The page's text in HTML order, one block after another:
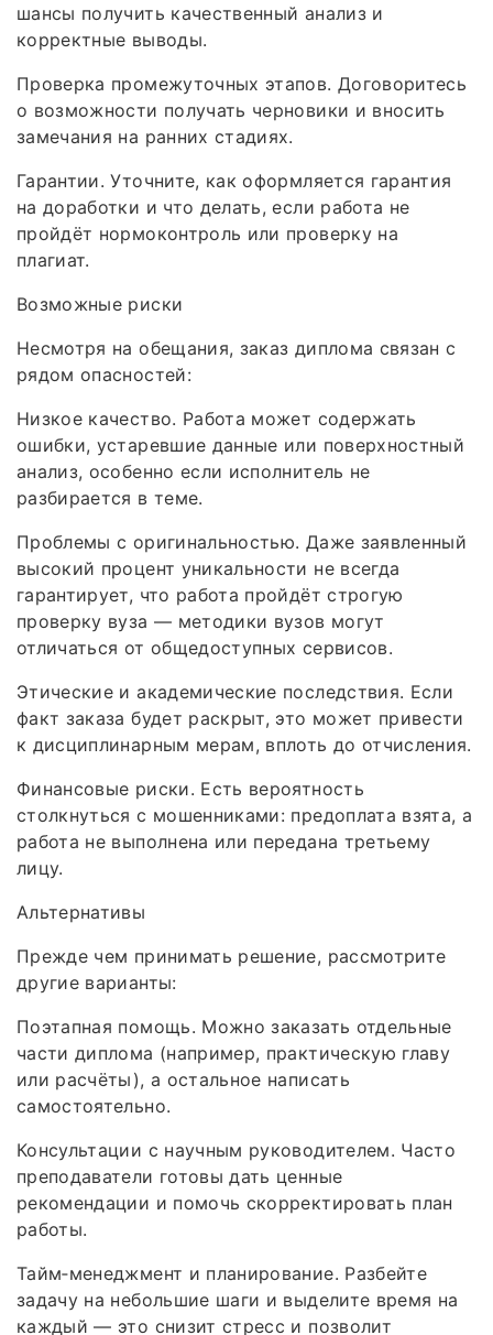
шансы получить качественный анализ и
корректные выводы.
Проверка промежуточных этапов. Договоритесь
о возможности получать черновики и вносить
замечания на ранних стадиях.
Гарантии. Уточните, как оформляется гарантия
на доработки и что делать, если работа не
пройдёт нормоконтроль или проверку на
плагиат.
Возможные риски
Несмотря на обещания, заказ диплома связан с
рядом опасностей:
Низкое качество. Работа может содержать
ошибки, устаревшие данные или поверхностный
анализ, особенно если исполнитель не
разбирается в теме.
Проблемы с оригинальностью. Даже заявленный
высокий процент уникальности не всегда
гарантирует, что работа пройдёт строгую
проверку вуза — методики вузов могут
отличаться от общедоступных сервисов.
Этические и академические последствия. Если
факт заказа будет раскрыт, это может привести
к дисциплинарным мерам, вплоть до отчисления.
Финансовые риски. Есть вероятность
столкнуться с мошенниками: предоплата взята, а
работа не выполнена или передана третьему
лицу.
Альтернативы
Прежде чем принимать решение, рассмотрите
другие варианты:
Поэтапная помощь. Можно заказать отдельные
части диплома (например, практическую главу
или расчёты), а остальное написать
самостоятельно.
Консультации с научным руководителем. Часто
преподаватели готовы дать ценные
рекомендации и помочь скорректировать план
работы.
Тайм‑менеджмент и планирование. Разбейте
задачу на небольшие шаги и выделите время на
каждый — это снизит стресс и позволит